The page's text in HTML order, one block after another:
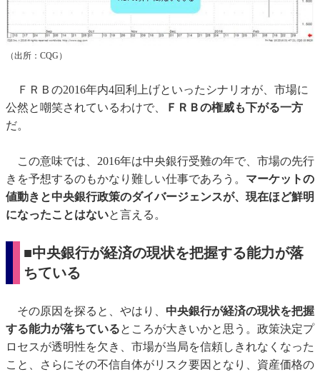
（出所：CQG）
ＦＲＢの2016年内4回利上げといったシナリオが、市場に
公然と嘲笑されているわけで、
ＦＲＢの権威も下がる一方
だ。
この意味では、2016年は中央銀行受難の年で、市場の先行
きを予想するのもかなり難しい仕事であろう。 マーケットの
値動きと中央銀行政策のダイバージェンスが、現在ほど鮮明
になったことはないと言える。
■中央銀行が経済の現状を把握する能力が落
ちている
その原因を探ると、やはり、 中央銀行が経済の現状を把握
する能力が落ちているところが大きいかと思う。政策決定プ
ロセスが透明性を欠き、市場が当局を信頼しきれなくなった
こと、さらにその不信自体がリスク要因となり、資産価格の